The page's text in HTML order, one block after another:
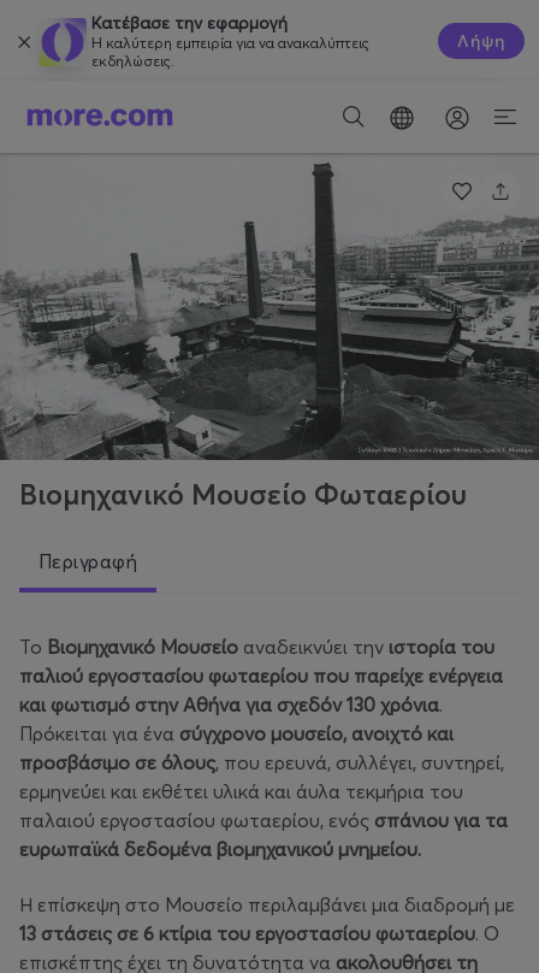
Κατέβασε την εφαρμογή
Η καλύτερη εμπειρία για να ανακαλύπτεις
εκδηλώσεις.
Λήψη
Βιομηχανικό Μουσείο Φωταερίου
Περιγραφή
Το Βιομηχανικό Μουσείο αναδεικνύει την ιστορία του
παλιού εργοστασίου φωταερίου που παρείχε ενέργεια
και φωτισμό στην Αθήνα για σχεδόν 130 χρόνια.
Πρόκειται για ένα σύγχρονο μουσείο, ανοιχτό και
προσβάσιμο σε όλους, που ερευνά, συλλέγει, συντηρεί,
ερμηνεύει και εκθέτει υλικά και άυλα τεκμήρια του
παλαιού εργοστασίου φωταερίου, ενός σπάνιου για τα
ευρωπαϊκά δεδομένα βιομηχανικού μνημείου.
Η επίσκεψη στο Μουσείο περιλαμβάνει μια διαδρομή με
13 στάσεις σε 6 κτίρια του εργοστασίου φωταερίου. Ο
επισκέπτης έχει τη δυνατότητα να ακολουθήσει τη